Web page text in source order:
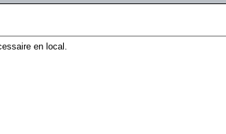
en local.